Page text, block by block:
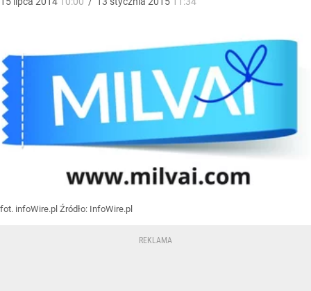
fot. infoWire.pl Źródło: InfoWire.pl